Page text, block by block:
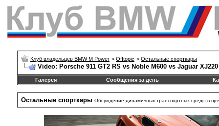
Клуб владельцев BMW M Power > Offtopic > Остальные спорткары
Video: Porsche 911 GT2 RS vs Noble M600 vs Jaguar
Галерея Сообщения за день
Остальные спорткары Обсуждение динамичных транспортных средств